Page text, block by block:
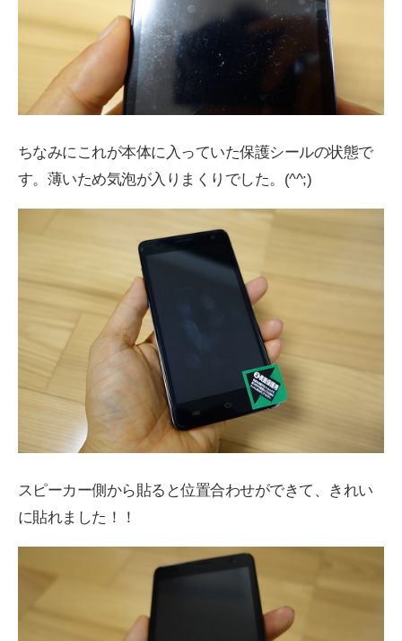
ちなみにこれが本体に入っていた保護シールの状態で
す。薄いため気泡が入りまくりでした。(^^;)
スピーカー側から貼ると位置合わせができて、きれい
に貼れました！！